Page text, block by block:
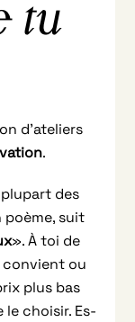
tu
d’ateliers
.
des
poème, suit
». À toi de
convient ou
plus bas
choisir. Es-